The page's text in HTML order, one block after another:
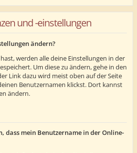
und -einstellungen
ändern?
werden alle deine Einstellungen in der
Um diese zu ändern, gehe in den
Link dazu wird meist oben auf der Seite
Benutzernamen klickst. Dort kannst
ändern.
dass mein Benutzername in der Online-